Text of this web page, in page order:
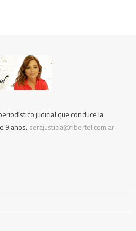
judicial que conduce la
9 años. serajusticia@fibertel.com.ar